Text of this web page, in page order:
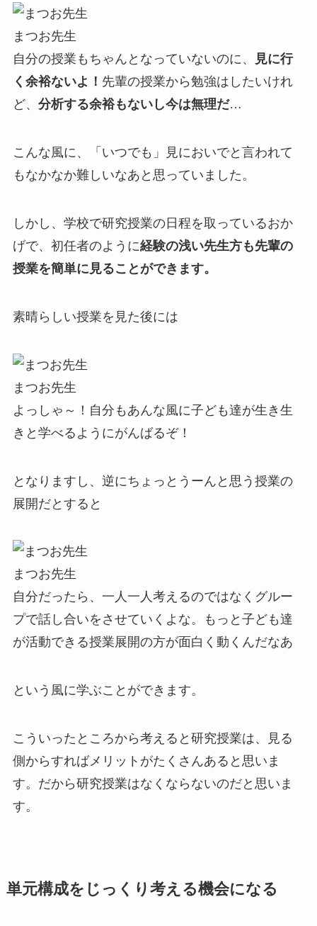
まつお先生
自分の授業もちゃんとなっていないのに、
見に行
く余裕ないよ！ 先輩の授業から勉強はしたいけれ
ど、 分析する余裕もないし今は無理だ…
こんな風に、「いつでも」見においでと言われて
もなかなか難しいなあと思っていました。
しかし、学校で研究授業の日程を取っているおか
げで、初任者のように経験の浅い先生方も先輩の
授業を簡単に見ることができます。
素晴らしい授業を見た後には
まつお先生
よっしゃ～！自分もあんな風に子ども達が生き生
きと学べるようにがんばるぞ！
となりますし、逆にちょっとうーんと思う授業の
展開だとすると
まつお先生
自分だったら、一人一人考えるのではなくグルー
プで話し合いをさせていくよな。もっと子ども達
が活動できる授業展開の方が面白く動くんだなあ
という風に学ぶことができます。
こういったところから考えると研究授業は、見る
側からすればメリットがたくさんあると思いま
す。だから研究授業はなくならないのだと思いま
す。
単元構成をじっくり考える機会になる